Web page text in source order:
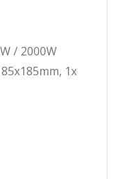
/ 2000W
1x